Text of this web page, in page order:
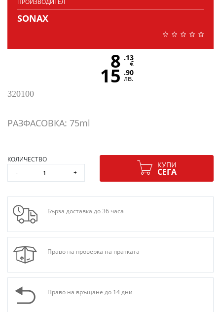
ПРОИЗВОДИТЕЛ
SONAX
320100
РАЗФАСОВКА: 75ml
8 .13
€
15 .90
лв.
КОЛИЧЕСТВО
-
+
КУПИ
СЕГА
Бърза доставка до 36 часа
Право на проверка на пратката
Право на връщане до 14 дни